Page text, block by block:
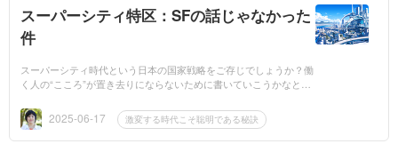
スーパーシティ特区：SFの話じゃなかった
件
スーパーシティ時代という日本の国家戦略をご存じでしょうか？働
く人の“こころ”が置き去りにならないために書いていこうかなと。
市をご紹介し...
2025-06-17 激変する時代こそ聡明である秘訣